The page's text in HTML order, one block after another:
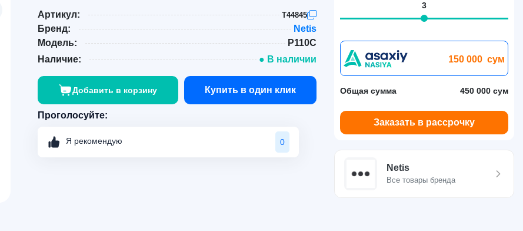
Артикул: T44845
Бренд:
Netis
Модель:
P110C
Наличие:
● В наличии
Добавить в корзину Купить в один клик
Проголосуйте:
Я рекомендую 0
3
150 000 сум
Общая сумма 450 000 сум
Заказать в рассрочку
Netis
Все товары бренда